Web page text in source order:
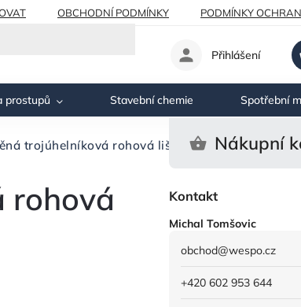
OBCHODNÍ PODMÍNKY PODMÍNKY
Přihlášení
prostupů Stavební chemie Spotřební
trojúhelníková rohová lišta Nákupní
Kontakt
Michal Tomšovic
obchod@wespo.cz
+420 602 953 644
rohová